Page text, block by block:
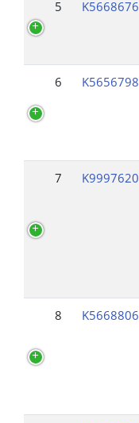
5 K5668676
6 K5656798
7 K9997620
8 K5668806